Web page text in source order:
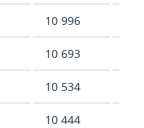
10 996
10 693
10 534
10 444